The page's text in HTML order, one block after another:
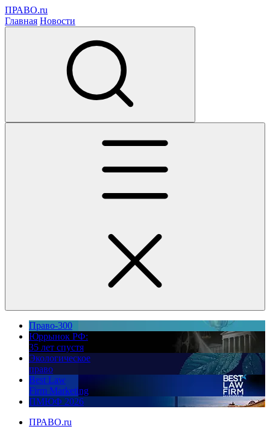
ПРАВО.ru
Главная Новости
Право-300
Юррынок РФ:
35 лет спустя
Экологическое
право
Best Law
Firm Marketing
ПМЮФ 2026
ПРАВО.ru